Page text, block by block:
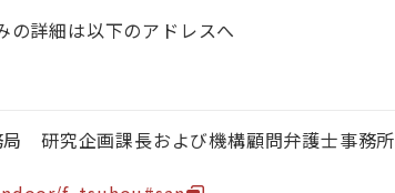
の詳細は以下のアドレスへ
研究企画課長および機構顧問弁護士事務所